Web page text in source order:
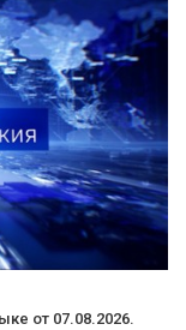
от 07.08.2026.